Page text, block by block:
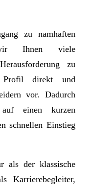
zu namhaften
Ihnen viele
zu
direkt und
vor. Dadurch
einen kurzen
schnellen Einstieg
als der klassische
Karrierebegleiter,